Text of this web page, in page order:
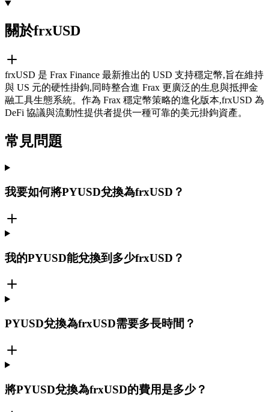
關於frxUSD
frxUSD 是 Frax Finance 最新推出的 USD 支持穩定幣,旨在維持
與 US 元的硬性掛鉤,同時整合進 Frax 更廣泛的生息與抵押金
融工具生態系統。作為 Frax 穩定幣策略的進化版本,frxUSD 為
DeFi 協議與流動性提供者提供一種可靠的美元掛鉤資產。
常見問題
我要如何將PYUSD兌換為frxUSD？
我的PYUSD能兌換到多少frxUSD？
PYUSD兌換為frxUSD需要多長時間？
將PYUSD兌換為frxUSD的費用是多少？